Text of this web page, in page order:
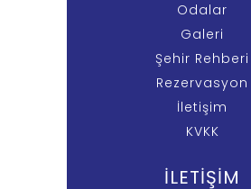
Odalar
Galeri
Şehir Rehberi
Rezervasyon
İletişim
KVKK
İLETİŞİM